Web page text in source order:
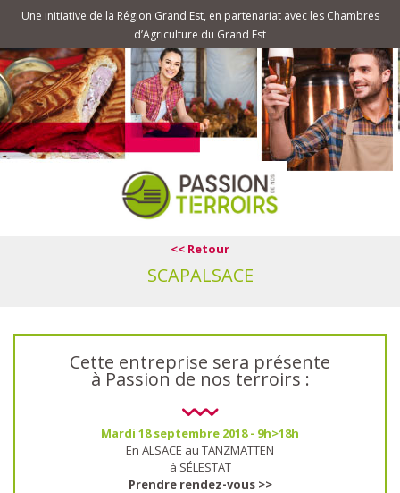
Une initiative de la Région Grand Est, en partenariat avec les Chambres
d’Agriculture du Grand Est
<< Retour
SCAPALSACE
Cette entreprise sera présente
à Passion de nos terroirs :
Mardi 18 septembre 2018 - 9h>18h
En ALSACE au TANZMATTEN
à SÉLESTAT
Prendre rendez-vous >>